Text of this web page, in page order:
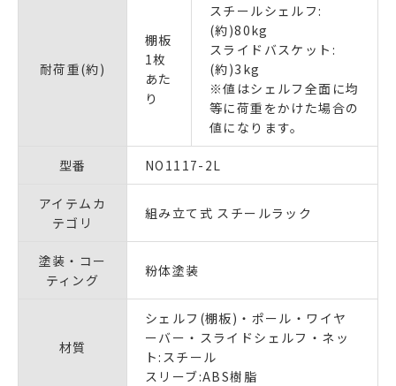
耐荷重(約)
棚板
1枚
あた
り
スチールシェルフ:
(約)80kg
スライドバスケット:
(約)3kg
※値はシェルフ全面に均
等に荷重をかけた場合の
値になります。
型番 NO1117-2L
アイテムカ
テゴリ
組み立て式 スチールラック
塗装・コー
ティング
粉体塗装
材質
シェルフ(棚板)・ポール・ワイヤ
ーバー・スライドシェルフ・ネッ
ト:スチール
スリーブ:ABS樹脂